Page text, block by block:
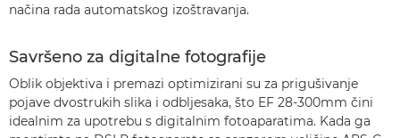
načina rada automatskog izoštravanja.
Savršeno za digitalne fotografije
Oblik objektiva i premazi optimizirani su za prigušivanje
pojave dvostrukih slika i odbljesaka, što EF 28-300mm čini
idealnim za upotrebu s digitalnim fotoaparatima. Kada ga